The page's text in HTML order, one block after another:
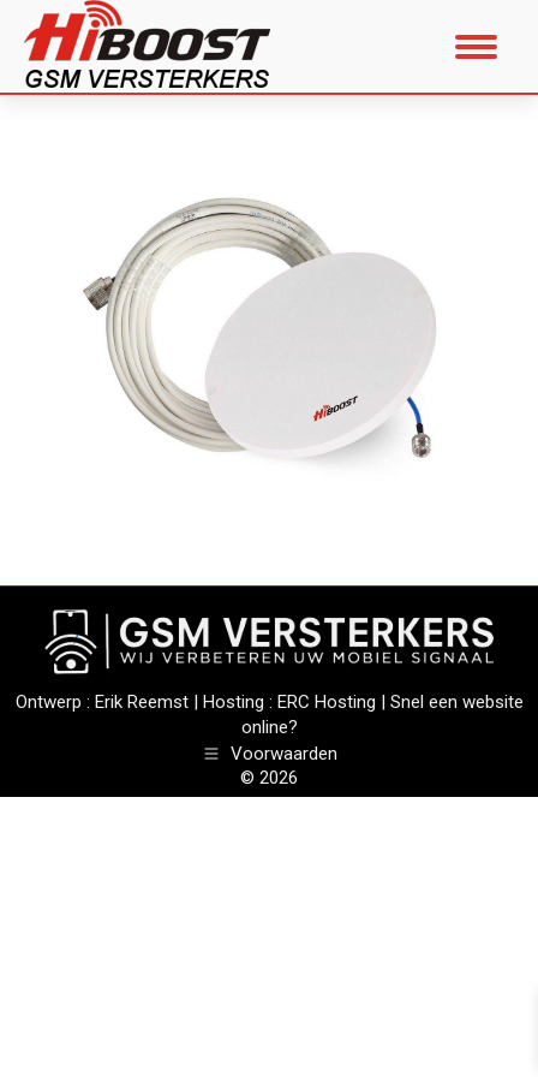
Ontwerp : Erik Reemst| Hosting : ERC Hosting | Snel een website
online?
Voorwaarden
© 2026